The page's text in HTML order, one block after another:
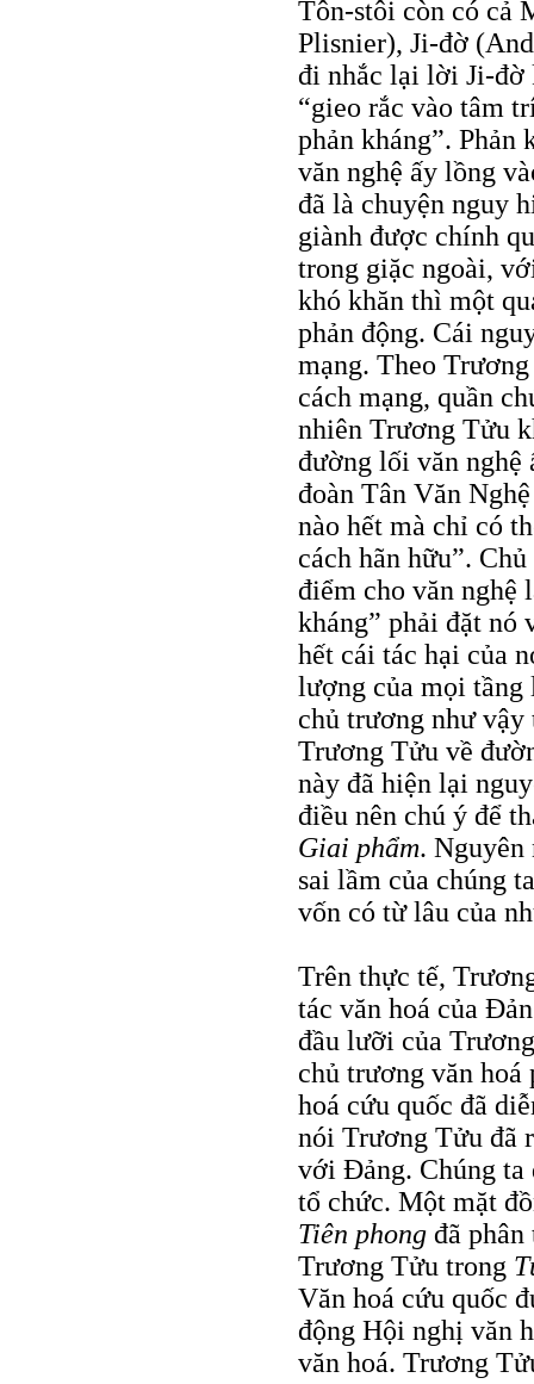
Tôn-stôi còn có cả
Plisnier), Ji-đờ
đi nhắc lại lời Ji-đờ
“gieo rắc vào tâm
phản kháng”. Phản
văn nghệ ấy lồng
đã là chuyện nguy
giành được chính
trong giặc ngoài,
khó khăn thì một
phản động. Cái
mạng. Theo
cách mạng, quần
nhiên Trương Tửu
đường lối văn nghệ
đoàn Tân Văn
nào hết mà chỉ có
cách hãn hữu”.
điểm cho văn nghệ
kháng” phải đặt nó
hết cái tác hại của
lượng của mọi tầng
chủ trương như
Trương Tửu về
này đã hiện lại
điều nên chú ý để
Giai phẩm. Nguyên
sai lầm của chúng
vốn có từ lâu của
Trên thực tế,
tác văn hoá của
đầu lưỡi của
chủ trương văn
hoá cứu quốc đã
nói Trương Tửu đã
với Ðảng. Chúng ta
tổ chức. Một mặt
Tiên phong đã
Trương Tửu trong
Văn hoá cứu quốc
động Hội nghị văn
văn hoá. Trương